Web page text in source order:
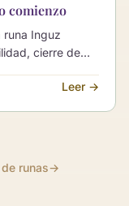
comienzo
runa Inguz
cierre de
Leer →
runas→